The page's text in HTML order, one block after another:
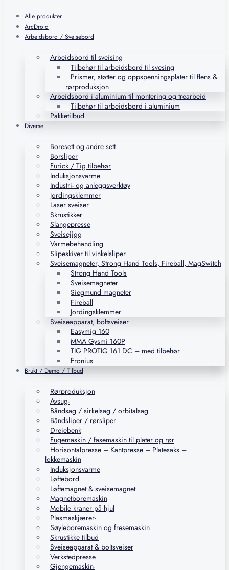
Alle produkter
ArcDroid
Arbeidsbord / Sveisebord
Arbeidsbord til sveising
Tilbehør til arbeidsbord til svesing
Prismer, støtter og oppspenningsplater til flens &
rørproduksjon
Arbeidsbord i aluminium til montering og trearbeid
Tilbehør til arbeidsbord i aluminium
Pakketilbud
Diverse
Boresett og andre sett
Borsliper
Furick / Tig tilbehør
Induksjonsvarme
Industri- og anleggsverktøy
Jordingsklemmer
Laser sveiser
Skrustikker
Slangepresse
Sveisejigg
Varmebehandling
Slipeskiver til vinkelsliper
Sveisemagneter, Strong Hand Tools, Fireball, MagSwitch
Strong Hand Tools
Sveisemagneter
Siegmund magneter
Fireball
Jordingsklemmer
Sveiseapparat, boltsveiser
Easymig 160
MMA Gysmi 160P
TIG PROTIG 161 DC – med tilbehør
Fronius
Brukt / Demo / Tilbud
Rørproduksjon
Avsug-
Båndsag / sirkelsag / orbitalsag
Båndsliper / rørsliper
Dreiebenk
Fugemaskin / fasemaskin til plater og rør
Horisontalpresse – Kantpresse – Platesaks –
lokkemaskin
Induksjonsvarme
Løftebord
Løftemagnet & sveisemagnet
Magnetboremaskin
Mobile kraner på hjul
Plasmaskjærer-
Søyleboremaskin og fresemaskin
Skrustikke tilbud
Sveiseapparat & boltsveiser
Verkstedpresse
Gjengemaskin-